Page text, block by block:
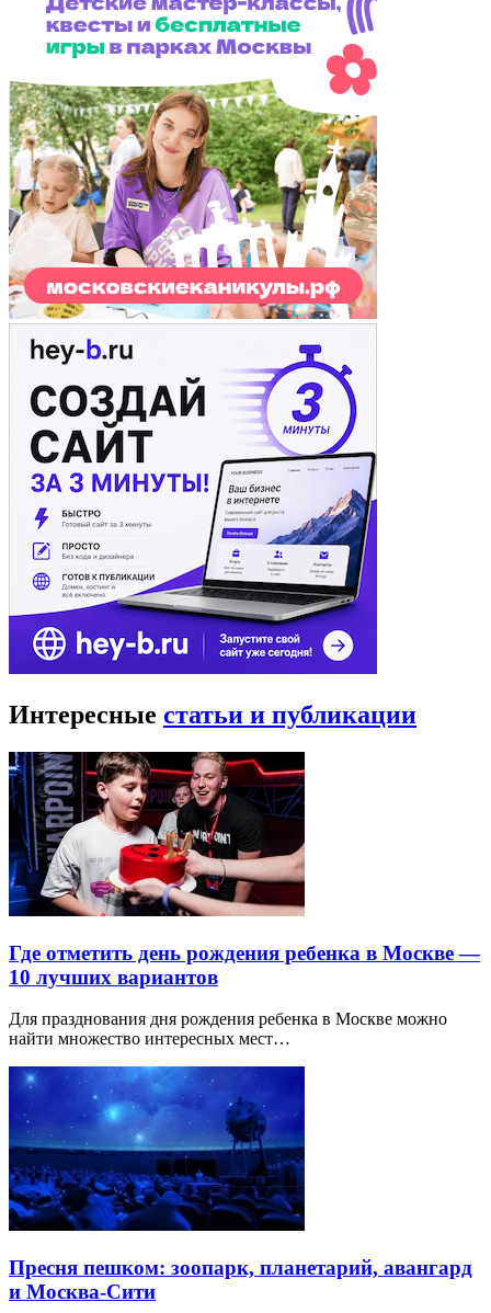
Интересные статьи и публикации
Где отметить день рождения ребенка в Москве —
10 лучших вариантов
Для празднования дня рождения ребенка в Москве можно
найти множество интересных мест…
Пресня пешком: зоопарк, планетарий, авангард
и Москва-Сити